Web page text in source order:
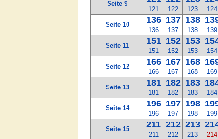
Seite 9
121 122 123 124
Seite 10 136
136
137
137
138
138 139
Seite 11 151
151
152
152
153
153 154
Seite 12 166
166
167
167
168
168 169
Seite 13 181
181
182
182
183
183 184
Seite 14 196
196
197
197
198
198 199
Seite 15 211
211
212
212
213
213 214